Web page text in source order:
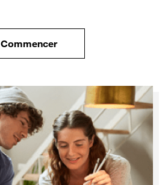
Commencerle tuto pour Transférer vos